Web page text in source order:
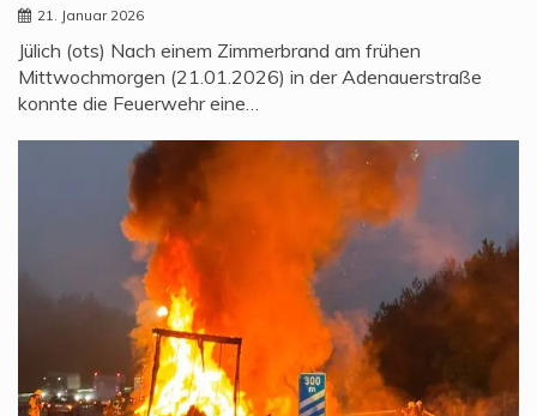
21. Januar 2026
Jülich (ots) Nach einem Zimmerbrand am frühen
Mittwochmorgen (21.01.2026) in der Adenauerstraße
konnte die Feuerwehr eine…